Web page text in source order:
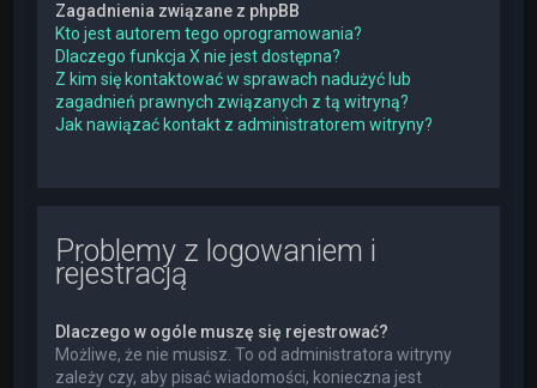
Zagadnienia związane z phpBB
Kto jest autorem tego oprogramowania?
Dlaczego funkcja X nie jest dostępna?
Z kim się kontaktować w sprawach nadużyć lub
zagadnień prawnych związanych z tą witryną?
Jak nawiązać kontakt z administratorem witryny?
Problemy z logowaniem i
rejestracją
Dlaczego w ogóle muszę się rejestrować?
Możliwe, że nie musisz. To od administratora witryny
zależy czy, aby pisać wiadomości, konieczna jest